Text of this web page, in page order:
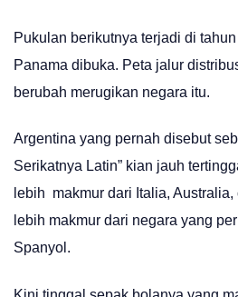
Pukulan berikutnya terjadi di
Panama dibuka. Peta jalur
berubah merugikan negara itu.
Argentina yang pernah disebut
Serikatnya Latin” kian jauh
lebih makmur dari Italia,
lebih makmur dari negara yang
Spanyol.